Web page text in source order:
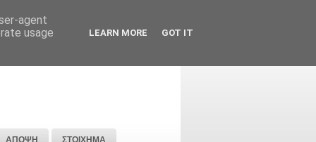
ΑΠΟΨΗ ΣΤΟΙΧΗΜΑ
agent
usage
LEARN MORE GOT IT